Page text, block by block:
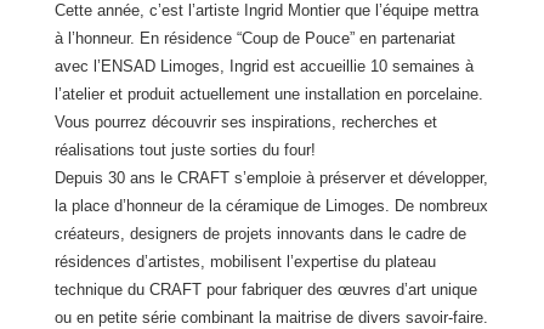
Cette année, c’est l’artiste Ingrid Montier que l’équipe mettra
à l’honneur. En résidence “Coup de Pouce” en partenariat
avec l’ENSAD Limoges, Ingrid est accueillie 10 semaines à
l’atelier et produit actuellement une installation en porcelaine.
Vous pourrez découvrir ses inspirations, recherches et
réalisations tout juste sorties du four!
Depuis 30 ans le CRAFT s’emploie à préserver et développer,
la place d’honneur de la céramique de Limoges. De nombreux
créateurs, designers de projets innovants dans le cadre de
résidences d’artistes, mobilisent l’expertise du plateau
technique du CRAFT pour fabriquer des œuvres d’art unique
ou en petite série combinant la maitrise de divers savoir-faire.